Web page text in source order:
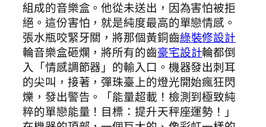
組成的音樂盒。他從未送出，因為害怕被拒
絕。這份害怕，就是純度最高的單戀情感。
張水瓶咬緊牙關，將那個黃銅齒綠裝修設計
輪音樂盒砸爛，將所有的齒豪宅設計輪都倒
入「情感調節器」的輸入口。機器發出刺耳
的尖叫，接著，彈珠臺上的燈光開始瘋狂閃
爍，發出警告。「能量超載！檢測到極致純
粹的單戀能量！目標：提升天秤座運勢！」